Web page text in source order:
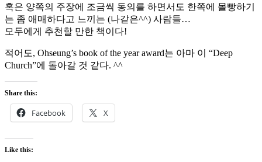
혹은 양쪽의 주장에 조금씩 동의를 하면서도 한쪽에 몰빵하기
는 좀 애매하다고 느끼는 (나같은^^) 사람들…
모두에게 추천할 만한 책이다!
적어도, Ohseung’s book of the year award는 아마 이 “Deep
Church”에 돌아갈 것 같다. ^^
Share this:
Facebook X
Like this: